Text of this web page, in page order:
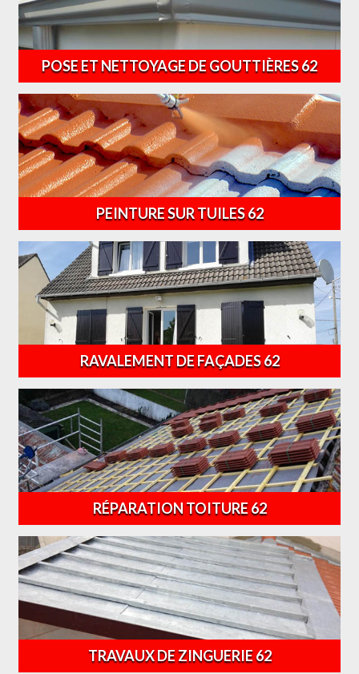
POSE ET NETTOYAGE DE GOUTTIÈRES 62
PEINTURE SUR TUILES 62
RAVALEMENT DE FAÇADES 62
RÉPARATION TOITURE 62
TRAVAUX DE ZINGUERIE 62